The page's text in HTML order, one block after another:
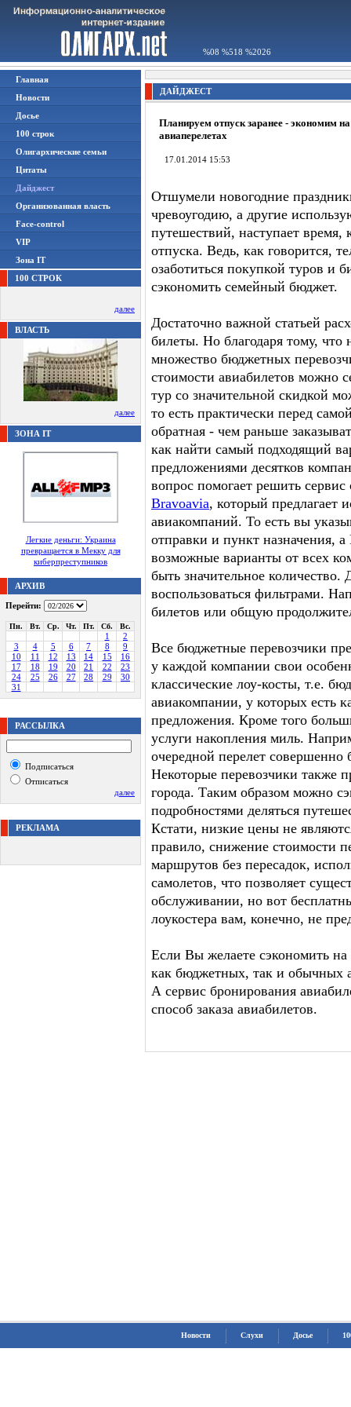
%08 %518 %2026
Главная
Новости
Досье
100 строк
Олигархические семьи
Цитаты
Дайджест
Организованная власть
Face-control
VIP
Зона IT
100 СТРОК
далее
ВЛАСТЬ
далее
ЗОНА IT
Легкие деньги: Украина
превращается в Мекку для
киберпреступников
АРХИВ
Перейти:
Пн. Вт. Ср. Чт. Пт. Сб. Вс.
1
2
3
4 5 6 7 8
9
10
11 12 13 14 15
16
17
18 19 20 21 22
23
24
25 26 27 28 29
30
31
РАССЫЛКА
Подписаться
Отписаться
далее
РЕКЛАМА
ДАЙДЖЕСТ
Планируем отпуск заранее - экономим на
авиаперелетах
17.01.2014 15:53
Отшумели новогодние
чревоугодию, а другие
путешествий, наступает время,
отпуска. Ведь, как говорится,
озаботиться покупкой туров и
сэкономить семейный бюджет.
Достаточно важной статьей
билеты. Но благодаря тому, что
множество бюджетных
стоимости авиабилетов можно
тур со значительной скидкой
то есть практически перед
обратная - чем раньше
как найти самый подходящий
предложениями десятков
вопрос помогает решить
Bravoavia, который предлагает
авиакомпаний. То есть вы
отправки и пункт назначения, а
возможные варианты от всех
быть значительное
воспользоваться фильтрами.
билетов или общую
Все бюджетные перевозчики
у каждой компании свои
классические лоу-косты, т.е.
авиакомпании, у которых есть
предложения. Кроме того
услуги накопления миль.
очередной перелет совершенно
Некоторые перевозчики также
города. Таким образом можно
подробностями деляться
Кстати, низкие цены не
правило, снижение стоимости
маршрутов без пересадок,
самолетов, что позволяет
обслуживании, но вот
лоукостера вам, конечно, не
Если Вы желаете сэкономить
как бюджетных, так и обычных
А сервис бронирования
способ заказа авиабилетов.
Новости Слухи Досье